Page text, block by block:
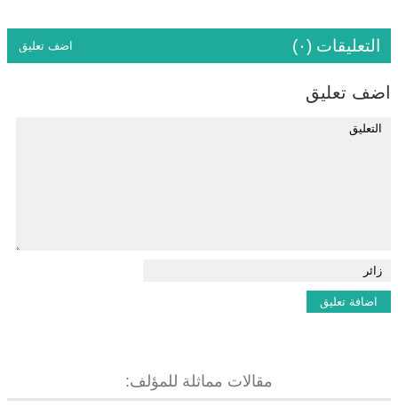
التعليقات (٠) اضف تعليق
اضف تعليق
مقالات مماثلة للمؤلف: